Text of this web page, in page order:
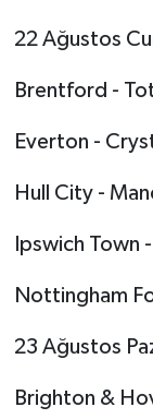
22 Ağustos
Brentford -
Everton -
Hull City -
Ipswich Town
Nottingham
23 Ağustos
Brighton &